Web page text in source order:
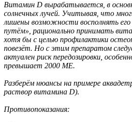
Витамин D вырабатывается, в
солнечных лучей. Учитывая, что
лишены возможности восполнять
путём», рационально принимать
хотя бы с целью профилактики
повезёт. Но с этим препаратом
актуален риск передозировки,
превышает 2000 МЕ.
Разберём нюансы на примере
раствор витамина D).
Противопоказания: